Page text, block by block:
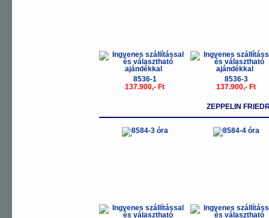
8536-1
137.900,- Ft
8536-3
137.900,- Ft
ZEPPELIN